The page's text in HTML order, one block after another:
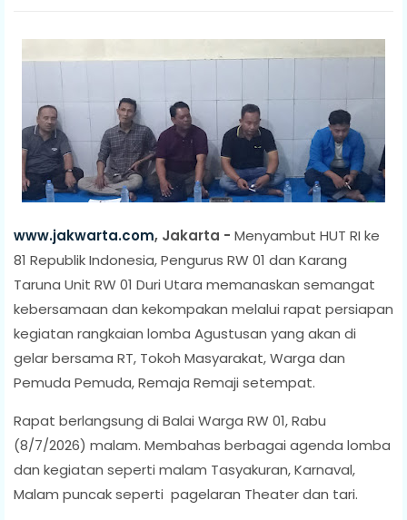
www.jakwarta.com, Jakarta - Menyambut HUT RI ke
81 Republik Indonesia, Pengurus RW 01 dan Karang
Taruna Unit RW 01 Duri Utara memanaskan semangat
kebersamaan dan kekompakan melalui rapat persiapan
kegiatan rangkaian lomba Agustusan yang akan di
gelar bersama RT, Tokoh Masyarakat, Warga dan
Pemuda Pemuda, Remaja Remaji setempat.
Rapat berlangsung di Balai Warga RW 01, Rabu
(8/7/2026) malam. Membahas berbagai agenda lomba
dan kegiatan seperti malam Tasyakuran, Karnaval,
Malam puncak seperti pagelaran Theater dan tari.